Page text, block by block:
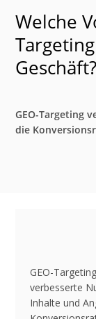
Welche
Geschäft?
GEO-Targeting
die
GEO-
verbesserte
Inhalte und